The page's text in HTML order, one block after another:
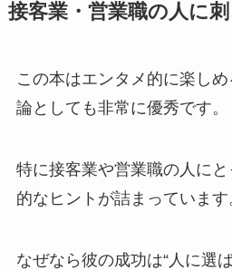
接客業・営業職の人に
この本はエンタメ的に楽し
論としても非常に優秀です。
特に接客業や営業職の人に
的なヒントが詰まっています
なぜなら彼の成功は“人に選